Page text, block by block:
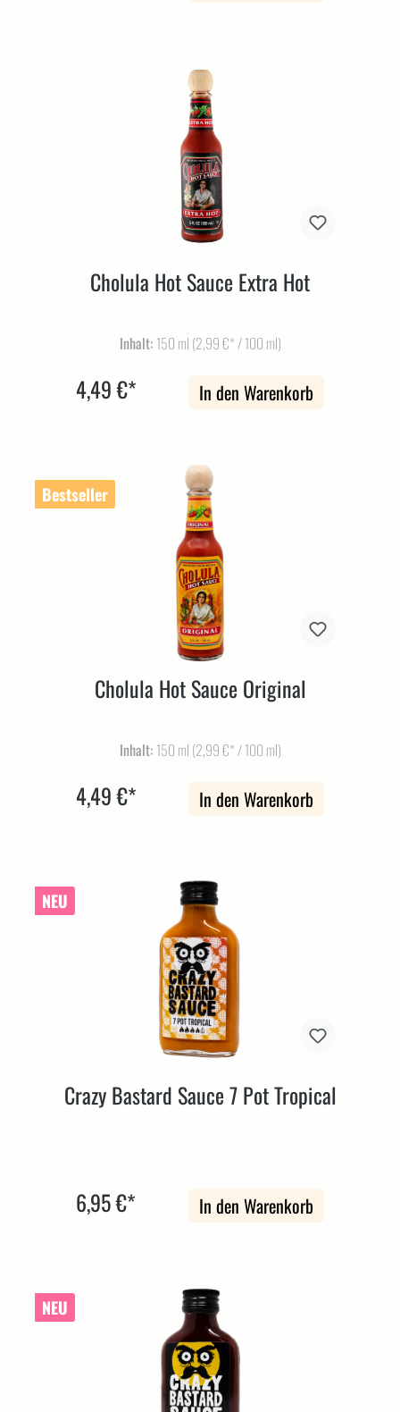
Cholula Hot Sauce Extra Hot
Inhalt: 150 ml (2,99 €* / 100 ml)
4,49 €* In den Warenkorb
Bestseller
Cholula Hot Sauce Original
Inhalt: 150 ml (2,99 €* / 100 ml)
4,49 €* In den Warenkorb
NEU
Crazy Bastard Sauce 7 Pot Tropical
6,95 €* In den Warenkorb
NEU